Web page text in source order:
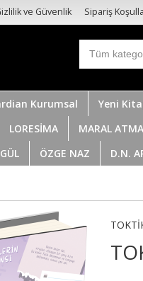
ve Güvenlik Sipariş
Kurumsal Yeni
LORESİMA MARAL
ÖZGE NAZ D.N.